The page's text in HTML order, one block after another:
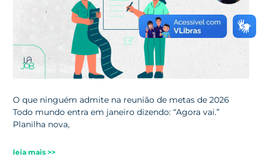
O que ninguém admite na reunião de metas de 2026
Todo mundo entra em janeiro dizendo: “Agora vai.”
Planilha nova,
leia mais >>